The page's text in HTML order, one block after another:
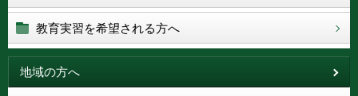
教育実習を希望される方へ
地域の方へ